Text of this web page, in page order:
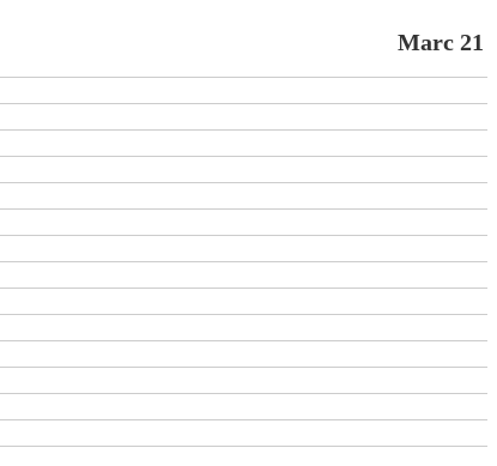
Marc 21